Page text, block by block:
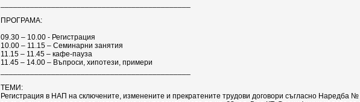
ПРОГРАМА:
09.30 – 10.00 - Регистрация
10.00 – 11.15 – Семинарни занятия
11.15 – 11.45 – кафе-пауза
11.45 – 14.00 – Въпроси, хипотези, примери
ТЕМИ:
Регистрация в НАП на сключените, изменените и прекратените трудови договори съгласно Наредба